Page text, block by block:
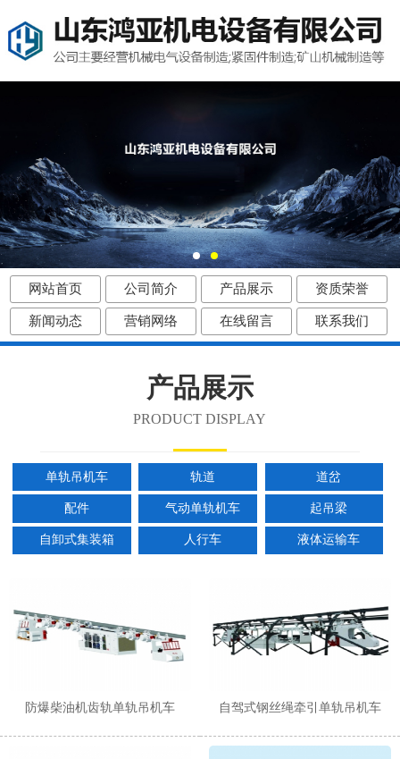
网站首页 公司简介 产品展示 资质荣誉
新闻动态 营销网络 在线留言 联系我们
产品展示
PRODUCT DISPLAY
单轨吊机车 轨道 道岔
配件 气动单轨机车 起吊梁
自卸式集装箱 人行车 液体运输车
防爆柴油机齿轨单轨吊机车 自驾式钢丝绳牵引单轨吊机车